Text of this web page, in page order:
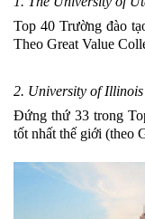
Top 40 Trường đào
Theo Great Value
2. University of
Đứng thứ 33 trong
tốt nhất thế giới (theo